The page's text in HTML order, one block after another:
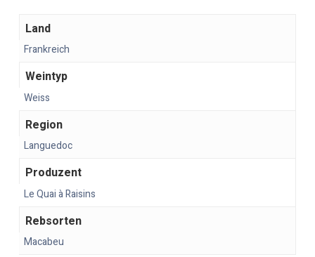
Land
Frankreich
Weintyp
Weiss
Region
Languedoc
Produzent
Le Quai à Raisins
Rebsorten
Macabeu